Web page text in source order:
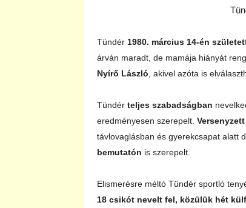
Tündér 1980. március 14-én
árván maradt, de mamája hiányát
Nyírő László , akivel azóta is
Tündér teljes szabadságban
eredményesen szerepelt. Versenyzett
távlovaglásban és gyerekcsapat alatt
bemutatón is szerepelt.
Elismerésre méltó Tündér sportló
18 csikót nevelt fel, közülük hét